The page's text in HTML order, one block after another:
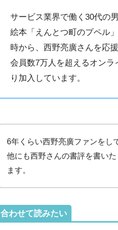
サービス業界で働く30代の男
絵本「えんとつ町のプペル
時から、西野亮廣さんを応援
会員数7万人を超えるオン
り加入しています。
6年くらい西野亮廣ファンをし
他にも西野さんの書評を書い
ます。
合わせて読みたい